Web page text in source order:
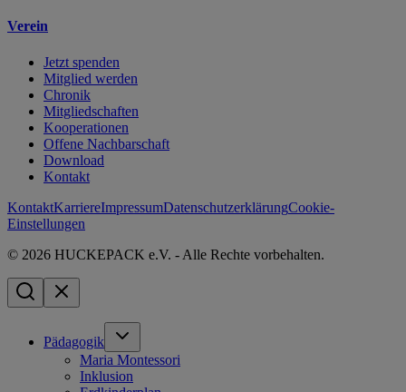
Verein
Jetzt spenden
Mitglied werden
Chronik
Mitgliedschaften
Kooperationen
Offene Nachbarschaft
Download
Kontakt
KontaktKarriereImpressumDatenschutzerklärungCookie-
Einstellungen
© 2026 HUCKEPACK e.V. - Alle Rechte vorbehalten.
Pädagogik
Maria Montessori
Inklusion